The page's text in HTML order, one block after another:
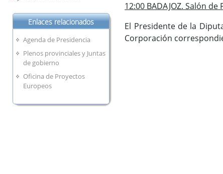
Enlaces relacionados
Agenda de Presidencia
Plenos provinciales y Juntas
de gobierno
Oficina de Proyectos
Europeos
12:00 BADAJOZ. Salón
El Presidente de la
Corporación